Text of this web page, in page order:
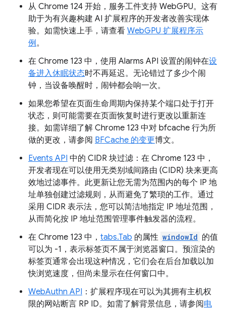
从 Chrome 124 开始，服务工件支持 WebGPU。这有
助于为有兴趣构建 AI 扩展程序的开发者改善实现体
验。如需快速上手，请查看 WebGPU 扩展程序示
例。
在 Chrome 123 中，使用 Alarms API 设置的闹钟在设
备进入休眠状态时不再延迟。无论错过了多少个闹
钟，当设备唤醒时，闹钟都会响一次。
如果您希望在页面生命周期内保持某个端口处于打开
状态，则可能需要在页面恢复时进行更改以重新连
接。如需详细了解 Chrome 123 中对 bfcache 行为所
做的更改，请参阅 BFCache 的变更博文。
Events API 中的 CIDR 块过滤：在 Chrome 123 中，
开发者现在可以使用无类别域间路由 (CIDR) 块来更高
效地过滤事件。此更新让您无需为范围内的每个 IP 地
址单独创建过滤规则，从而避免了繁琐的工作。通过
采用 CIDR 表示法，您可以简洁地指定 IP 地址范围，
从而简化按 IP 地址范围管理事件触发器的流程。
在 Chrome 123 中， tabs.Tab 的属性 windowId 的值
可以为 -1，表示标签页不属于浏览器窗口。预渲染的
标签页通常会出现这种情况，它们会在后台加载以加
快浏览速度，但尚未显示在任何窗口中。
WebAuthn API ：扩展程序现在可以为其拥有主机权
限的网站断言 RP ID。如需了解背景信息，请参阅电